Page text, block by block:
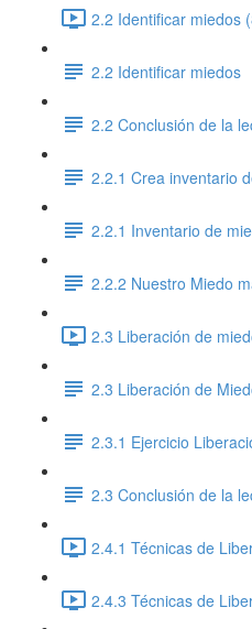
2.2 Identificar miedos
2.2 Identificar miedos
2.2 Conclusión de la
2.2.1 Crea inventario
2.2.1 Inventario de
2.2.2 Nuestro Miedo
2.3 Liberación de
2.3 Liberación de
2.3.1 Ejercicio
2.3 Conclusión de la
2.4.1 Técnicas de
2.4.3 Técnicas de